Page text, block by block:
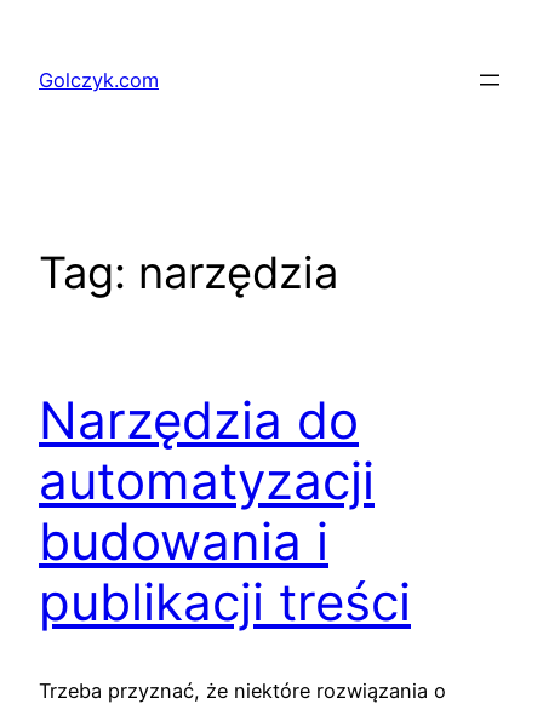
treściGolczyk.com
Tag: narzędzia
Narzędzia do
automatyzacji
budowania i
publikacji treści
Trzeba przyznać, że niektóre rozwiązania o